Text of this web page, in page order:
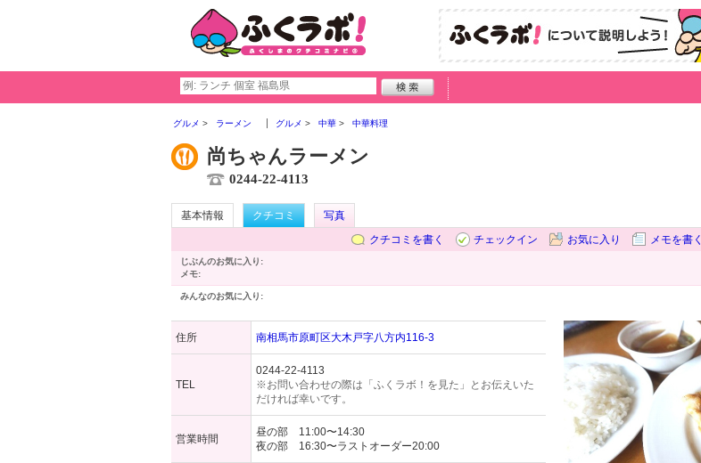
グルメ ラーメン グルメ 中華 中華料理
尚ちゃんラーメン
0244-22-4113
基本情報 クチコミ
写真
クチコミを書く
チェックイン お気に入り メモを書く
じぶんのお気に入り:
メモ:
みんなのお気に入り:
住所 南相馬市原町区大木戸字八方内116-3
TEL
0244-22-4113
※お問い合わせの際は「ふくラボ！を見た」とお伝えいた
だければ幸いです。
営業時間
昼の部 11:00〜14:30
夜の部 16:30〜ラストオーダー20:00